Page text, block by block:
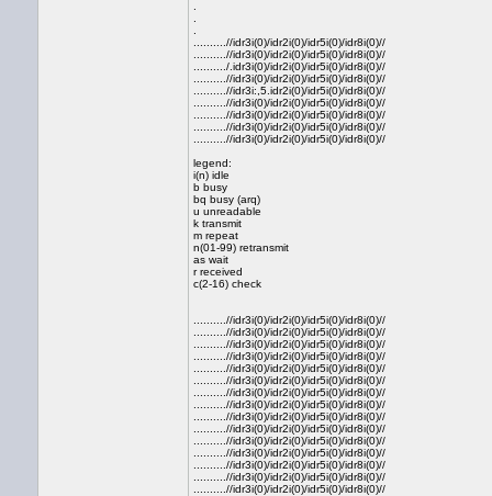
..........//idr3i(0)/idr2i(0)/idr5i(0)/idr8i(0)//
..........//idr3i(0)/idr2i(0)/idr5i(0)/idr8i(0)//
........../.idr3i(0)/idr2i(0)/idr5i(0)/idr8i(0)//
..........//idr3i(0)/idr2i(0)/idr5i(0)/idr8i(0)//
..........//idr3i:,5.idr2i(0)/idr5i(0)/idr8i(0)//
..........//idr3i(0)/idr2i(0)/idr5i(0)/idr8i(0)//
..........//idr3i(0)/idr2i(0)/idr5i(0)/idr8i(0)//
..........//idr3i(0)/idr2i(0)/idr5i(0)/idr8i(0)//
..........//idr3i(0)/idr2i(0)/idr5i(0)/idr8i(0)//
legend:
i(n) idle
b busy
bq busy (arq)
u unreadable
k transmit
m repeat
n(01-99) retransmit
as wait
r received
c(2-16) check
..........//idr3i(0)/idr2i(0)/idr5i(0)/idr8i(0)//
..........//idr3i(0)/idr2i(0)/idr5i(0)/idr8i(0)//
..........//idr3i(0)/idr2i(0)/idr5i(0)/idr8i(0)//
..........//idr3i(0)/idr2i(0)/idr5i(0)/idr8i(0)//
..........//idr3i(0)/idr2i(0)/idr5i(0)/idr8i(0)//
..........//idr3i(0)/idr2i(0)/idr5i(0)/idr8i(0)//
..........//idr3i(0)/idr2i(0)/idr5i(0)/idr8i(0)//
..........//idr3i(0)/idr2i(0)/idr5i(0)/idr8i(0)//
..........//idr3i(0)/idr2i(0)/idr5i(0)/idr8i(0)//
..........//idr3i(0)/idr2i(0)/idr5i(0)/idr8i(0)//
..........//idr3i(0)/idr2i(0)/idr5i(0)/idr8i(0)//
..........//idr3i(0)/idr2i(0)/idr5i(0)/idr8i(0)//
..........//idr3i(0)/idr2i(0)/idr5i(0)/idr8i(0)//
..........//idr3i(0)/idr2i(0)/idr5i(0)/idr8i(0)//
..........//idr3i(0)/idr2i(0)/idr5i(0)/idr8i(0)//